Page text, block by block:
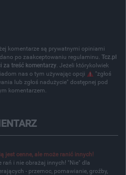
komentarze są prywatnymi opiniami
po zaakceptowaniu regulaminu. Tcz.pl
za treść komentarzy. Jeżeli którykolwiek
nas o tym używając opcji
"zgłoś
lub zgłoś nadużycie" dostępnej pod
komentarzem.
jest cenne, ale może ranić innych!
rań i nie obrażaj innych! "Nie" dla
- przemoc, pomawianie, groźby,